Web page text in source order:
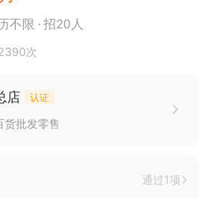
不限 招20人
次
店 认证
货批发零售
通过1项